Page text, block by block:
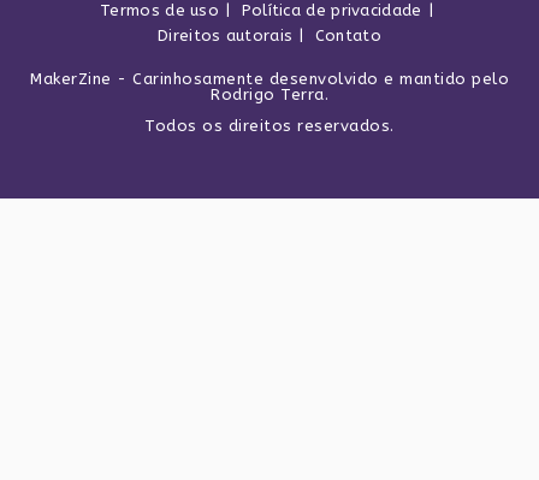
Termos de uso
Política de privacidade
Direitos autorais
Contato
MakerZine - Carinhosamente desenvolvido e mantido pelo
Rodrigo Terra.
Todos os direitos reservados.